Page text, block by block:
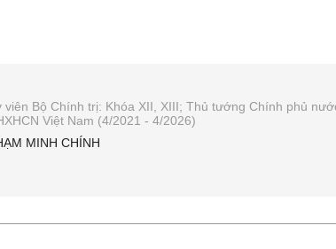
viên Bộ Chính trị: Khóa XII, XIII; Thủ tướng Chính phủ
Việt Nam (4/2021 - 4/2026)
MINH CHÍNH